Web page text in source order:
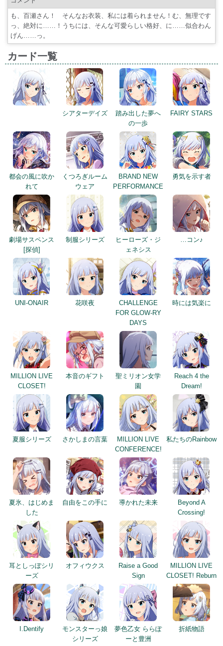
も、百瀬さん！ そんなお衣装、私には着られません！む、無理です
っ、絶対に……！うちには、そんな可愛らしい格好、に……似合わん
げん……っ。
カード一覧
シアターデイズ
踏み出した夢へ
の一歩
FAIRY STARS
都会の風に吹か
れて
くつろぎルーム
ウェア
BRAND NEW
PERFORMANCE
勇気を示す者
劇場サスペンス
[探偵]
制服シリーズ
ヒーローズ・ジ
ェネシス
…コン♪
UNI-ONAIR 花咲夜
CHALLENGE
FOR GLOW-RY
DAYS
時には気楽に
MILLION LIVE
CLOSET!
本音のギフト
聖ミリオン女学
園
Reach 4 the
Dream!
夏服シリーズ さかしまの言葉
MILLION LIVE
CONFERENCE!
私たちのRainbow
夏氷、はじめま
した
自由をこの手に 導かれた未来
Beyond A
Crossing!
耳としっぽシリ
ーズ
オフィウクス
Raise a Good
Sign
MILLION LIVE
CLOSET! Reburn
I.Dentify
モンスターっ娘
シリーズ
夢色乙女 ららぽ
ーと豊洲
折紙物語